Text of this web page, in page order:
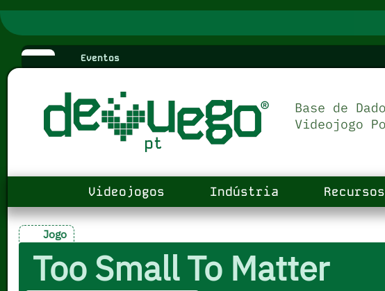
Eventos
Videojogos Indústria Recursos
Jogo
Too Small To Matter